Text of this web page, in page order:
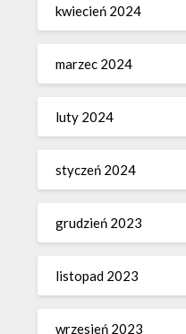
kwiecień 2024
marzec 2024
luty 2024
styczeń 2024
grudzień 2023
listopad 2023
wrzesień 2023